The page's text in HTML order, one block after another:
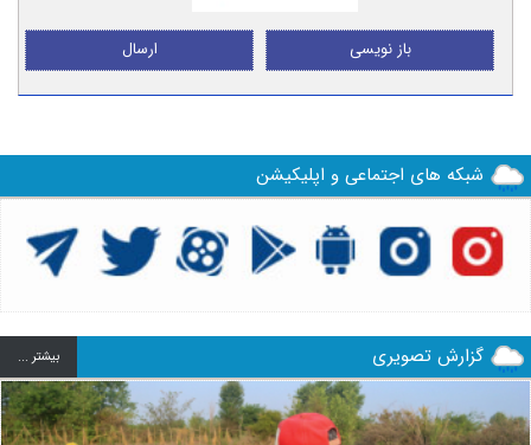
ارسال باز نویسی
شبکه های اجتماعی و اپلیکیشن
گزارش تصویری بيشتر ...